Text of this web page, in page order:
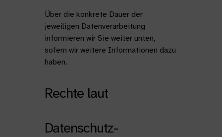
Über die konkrete Dauer der
jeweiligen Datenverarbeitung
informieren wir Sie weiter unten,
sofern wir weitere Informationen dazu
haben.
Rechte laut
Datenschutz-